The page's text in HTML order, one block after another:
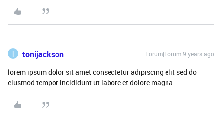
T tonijackson Forum|Forum|9 years ago
lorem ipsum dolor sit amet consectetur adipiscing elit sed do
eiusmod tempor incididunt ut labore et dolore magna